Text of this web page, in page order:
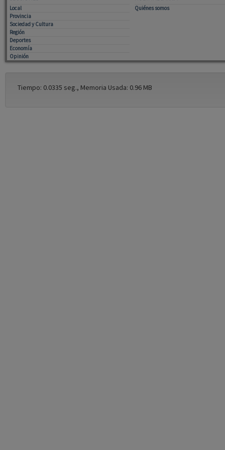
Local
Provincia
Sociedad y Cultura
Región
Deportes
Economía
Opinión
Quiénes somos
Tiempo: 0.0335 seg., Memoria Usada: 0.96 MB